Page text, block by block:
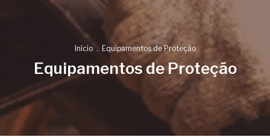
Início . Equipamentos de Proteção
Equipamentos de Proteção